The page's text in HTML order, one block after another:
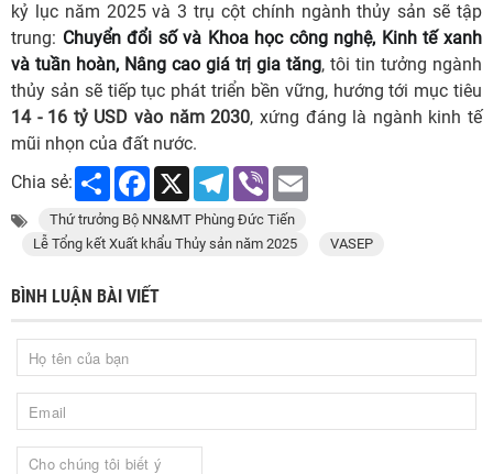
kỷ lục năm 2025 và 3 trụ cột chính ngành thủy sản sẽ tập
trung: Chuyển đổi số và Khoa học công nghệ, Kinh tế xanh
và tuần hoàn, Nâng cao giá trị gia tăng, tôi tin tưởng ngành
thủy sản sẽ tiếp tục phát triển bền vững, hướng tới mục tiêu
14 - 16 tỷ USD vào năm 2030, xứng đáng là ngành kinh tế
mũi nhọn của đất nước.
Chia sẻ:
Share Facebook
X Telegram
Viber
Thứ trưởng Bộ NN&MT Phùng Đức Tiến
Lễ Tổng kết Xuất khẩu Thủy sản năm 2025
VASEP
BÌNH LUẬN BÀI VIẾT